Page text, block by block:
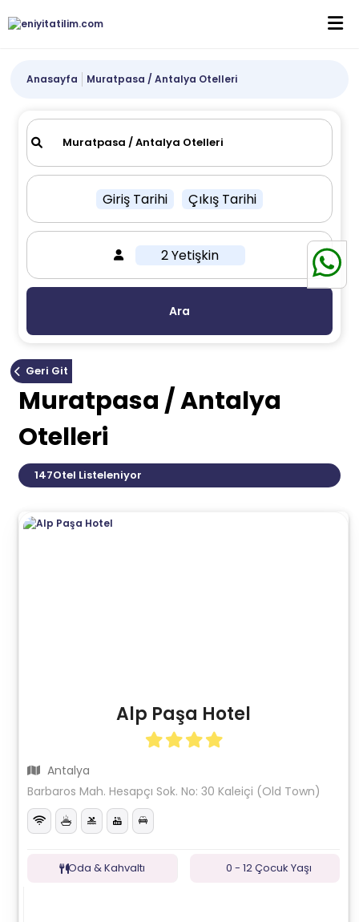
Anasayfa Muratpasa / Antalya Otelleri
Giriş Tarihi Çıkış Tarihi
2 Yetişkin
Ara
Geri Git
Muratpasa / Antalya
Otelleri
147Otel Listeleniyor
Alp Paşa Hotel
Antalya
Barbaros Mah. Hesapçı Sok. No: 30 Kaleiçi (Old Town)
Oda & Kahvaltı 0 - 12 Çocuk Yaşı